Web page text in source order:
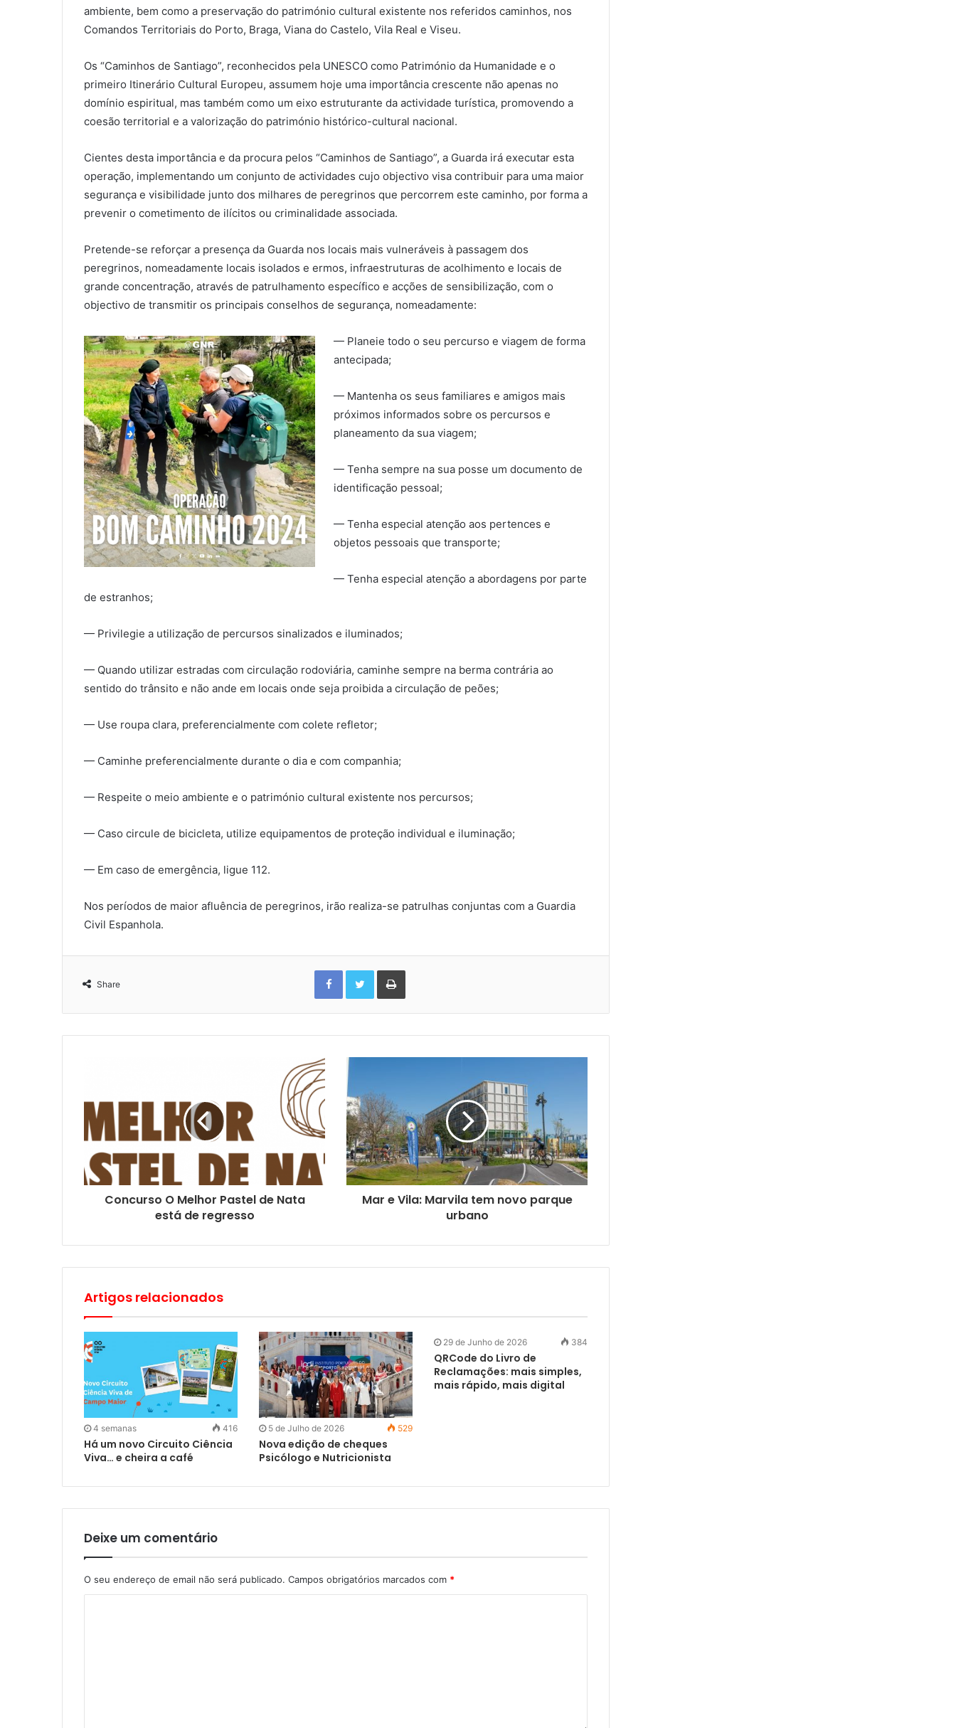
ambiente, bem como a preservação do património cultural existente nos referidos caminhos, nos
Comandos Territoriais do Porto, Braga, Viana do Castelo, Vila Real e Viseu.
Os “Caminhos de Santiago”, reconhecidos pela UNESCO como Património da Humanidade e o
primeiro Itinerário Cultural Europeu, assumem hoje uma importância crescente não apenas no
domínio espiritual, mas também como um eixo estruturante da actividade turística, promovendo a
coesão territorial e a valorização do património histórico-cultural nacional.
Cientes desta importância e da procura pelos “Caminhos de Santiago”, a Guarda irá executar esta
operação, implementando um conjunto de actividades cujo objectivo visa contribuir para uma maior
segurança e visibilidade junto dos milhares de peregrinos que percorrem este caminho, por forma a
prevenir o cometimento de ilícitos ou criminalidade associada.
Pretende-se reforçar a presença da Guarda nos locais mais vulneráveis à passagem dos
peregrinos, nomeadamente locais isolados e ermos, infraestruturas de acolhimento e locais de
grande concentração, através de patrulhamento específico e acções de sensibilização, com o
objectivo de transmitir os principais conselhos de segurança, nomeadamente:
— Planeie todo o seu percurso e viagem de forma
antecipada;
— Mantenha os seus familiares e amigos mais
próximos informados sobre os percursos e
planeamento da sua viagem;
— Tenha sempre na sua posse um documento de
identificação pessoal;
— Tenha especial atenção aos pertences e
objetos pessoais que transporte;
— Tenha especial atenção a abordagens por parte
de estranhos;
— Privilegie a utilização de percursos sinalizados e iluminados;
— Quando utilizar estradas com circulação rodoviária, caminhe sempre na berma contrária ao
sentido do trânsito e não ande em locais onde seja proibida a circulação de peões;
— Use roupa clara, preferencialmente com colete refletor;
— Caminhe preferencialmente durante o dia e com companhia;
— Respeite o meio ambiente e o património cultural existente nos percursos;
— Caso circule de bicicleta, utilize equipamentos de proteção individual e iluminação;
— Em caso de emergência, ligue 112.
Nos períodos de maior afluência de peregrinos, irão realiza-se patrulhas conjuntas com a Guardia
Civil Espanhola.
Share
Facebook Twitter
Concurso O Melhor Pastel de Nata
está de regresso
Mar e Vila: Marvila tem novo parque
urbano
Artigos relacionados
4 semanas 416
Há um novo Circuito Ciência
Viva… e cheira a café
5 de Julho de 2026 529
Nova edição de cheques
Psicólogo e Nutricionista
29 de Junho de 2026 384
QRCode do Livro de
Reclamações: mais simples,
mais rápido, mais digital
Deixe um comentário
O seu endereço de email não será publicado. Campos obrigatórios marcados com *